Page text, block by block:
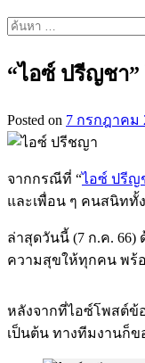
ค้นหา
“ไอซ์ ปรีญชา
Posted on 7 กรกฎาคม
จากกรณีที่ “ไอซ์ ปรีญ
และเพื่อน ๆ คนสนิททั้
ล่าสุดวันนี้ (7 ก.ค. 66)
ความสุขให้ทุกคน พร้
หลังจากที่ไอซ์โพสต์ข้
เป็นต้น ทางทีมงานก็